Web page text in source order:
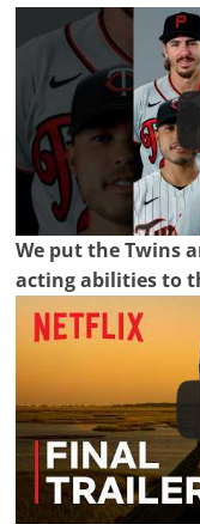
We put the Twins
acting abilities to